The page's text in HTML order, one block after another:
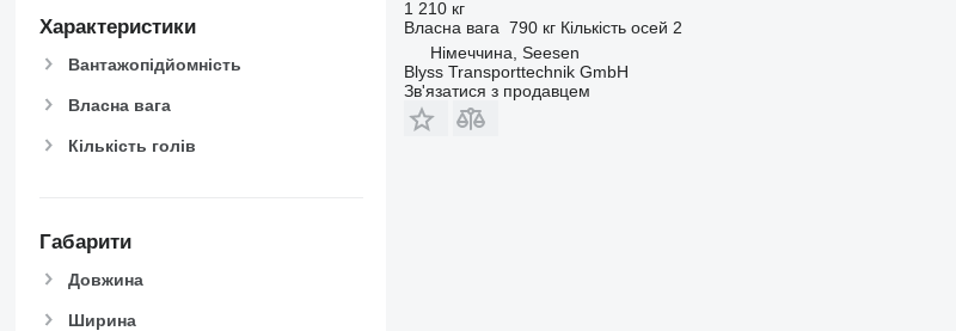
Характеристики
Вантажопідйомність
Власна вага
Кількість голів
Габарити
Довжина
Ширина
1 210 кг
Власна вага 790 кг Кількість осей 2
Німеччина, Seesen
Blyss Transporttechnik GmbH
Зв'язатися з продавцем